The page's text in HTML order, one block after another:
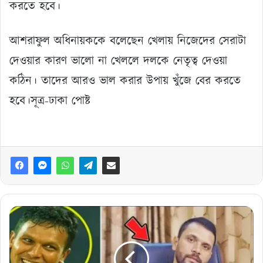
করতে হবে।
আশরাফুল অধিনায়ককে বলেছেন খেলায় নিজেদের সেরাটা
দেওয়ার কারণ ভালো না খেললে দলকে নেতৃত্ব দেওয়া
কঠিন। তাদের আরও ভাল করার উপায় খুঁজে বের করতে
হবে।সূত্র-ঢাকা পোষ্ট
লিটন
শান্তকে
বাদ